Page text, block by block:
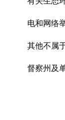
电和网络
其他不属
督察州及